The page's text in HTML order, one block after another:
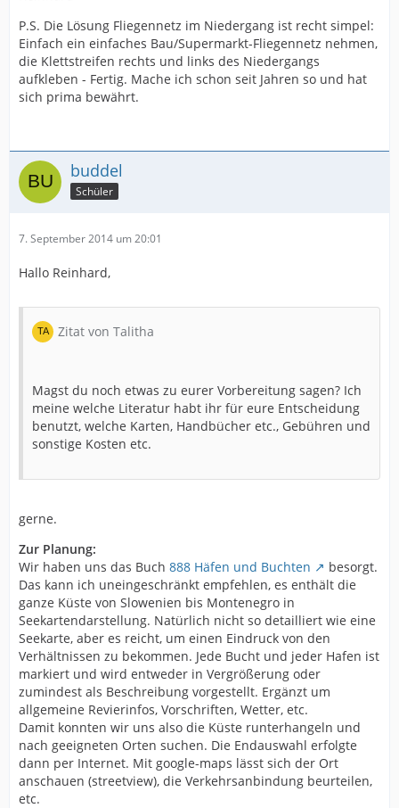
P.S. Die Lösung Fliegennetz im Niedergang ist recht simpel:
Einfach ein einfaches Bau/Supermarkt-Fliegennetz nehmen,
die Klettstreifen rechts und links des Niedergangs
aufkleben - Fertig. Mache ich schon seit Jahren so und hat
sich prima bewährt.
buddel
Schüler
7. September 2014 um 20:01
Hallo Reinhard,
Zitat von Talitha
Magst du noch etwas zu eurer Vorbereitung sagen? Ich
meine welche Literatur habt ihr für eure Entscheidung
benutzt, welche Karten, Handbücher etc., Gebühren und
sonstige Kosten etc.
gerne.
Zur Planung:
Wir haben uns das Buch 888 Häfen und Buchten
besorgt.
Das kann ich uneingeschränkt empfehlen, es enthält die
ganze Küste von Slowenien bis Montenegro in
Seekartendarstellung. Natürlich nicht so detailliert wie eine
Seekarte, aber es reicht, um einen Eindruck von den
Verhältnissen zu bekommen. Jede Bucht und jeder Hafen ist
markiert und wird entweder in Vergrößerung oder
zumindest als Beschreibung vorgestellt. Ergänzt um
allgemeine Revierinfos, Vorschriften, Wetter, etc.
Damit konnten wir uns also die Küste runterhangeln und
nach geeigneten Orten suchen. Die Endauswahl erfolgte
dann per Internet. Mit google-maps lässt sich der Ort
anschauen (streetview), die Verkehrsanbindung beurteilen,
etc.